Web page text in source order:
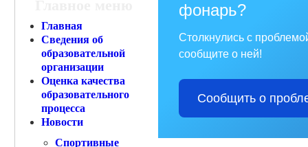
Главная
Сведения об
образовательной
организации
Оценка качества
образовательного
процесса
Новости
Спортивные
фонарь?
Столкнулись с
сообщите о ней!
Сообщить о